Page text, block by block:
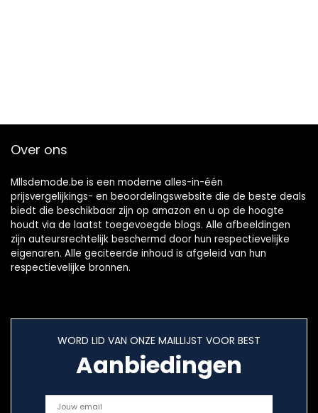
Over ons
Mllsdemode.be is een moderne alles-in-één
prijsvergelijkings- en beoordelingswebsite die de beste deals
biedt die beschikbaar zijn op amazon en u op de hoogte
houdt via de laatst toegevoegde blogs. Alle afbeeldingen
zijn auteursrechtelijk beschermd door hun respectievelijke
eigenaren. Alle geciteerde inhoud is afgeleid van hun
respectievelijke bronnen.
WORD LID VAN ONZE MAILLIJST VOOR BEST
Aanbiedingen